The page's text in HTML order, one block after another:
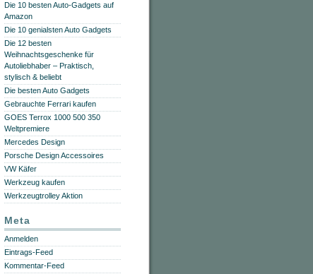
Die 10 besten Auto-Gadgets auf
Amazon
Die 10 genialsten Auto Gadgets
Die 12 besten
Weihnachtsgeschenke für
Autoliebhaber – Praktisch,
stylisch & beliebt
Die besten Auto Gadgets
Gebrauchte Ferrari kaufen
GOES Terrox 1000 500 350
Weltpremiere
Mercedes Design
Porsche Design Accessoires
VW Käfer
Werkzeug kaufen
Werkzeugtrolley Aktion
Meta
Anmelden
Eintrags-Feed
Kommentar-Feed